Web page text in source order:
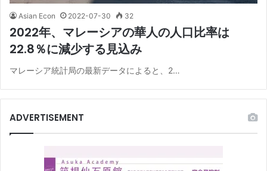
Asian Econ 2022-07-30 32
2022年、マレーシアの華人の人口比率は
22.8％に減少する見込み
マレーシア統計局の最新データによると、2…
ADVERTISEMENT